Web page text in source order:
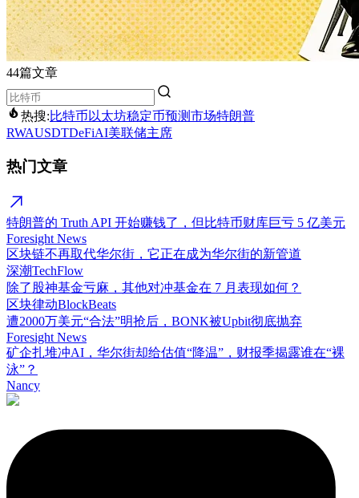
44篇文章
热搜:比特币 以太坊稳定币预测市场特朗普
RWAUSDTDeFiAI美联储主席
热门文章
特朗普的 Truth API 开始赚钱了，但比特币财库巨亏 5 亿美元
Foresight News
区块链不再取代华尔街，它正在成为华尔街的新管道
深潮TechFlow
除了股神基金亏麻，其他对冲基金在 7 月表现如何？
区块律动BlockBeats
遭2000万美元“合法”明抢后，BONK被Upbit彻底抛弃
Foresight News
矿企扎堆冲AI，华尔街却给估值“降温”，财报季揭露谁在“裸
泳”？
Nancy